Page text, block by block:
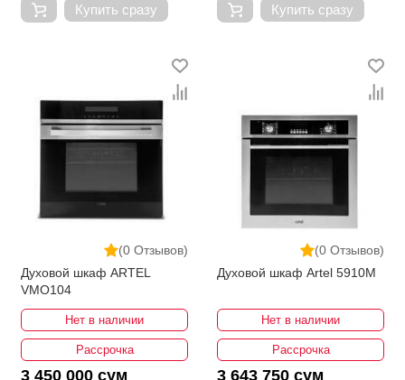
Купить сразу Купить сразу
(0 Отзывов)
Духовой шкаф ARTEL
VMO104
Нет в наличии
Рассрочка
3 450 000 сум
(0 Отзывов)
Духовой шкаф Artel 5910М
Нет в наличии
Рассрочка
3 643 750 сум